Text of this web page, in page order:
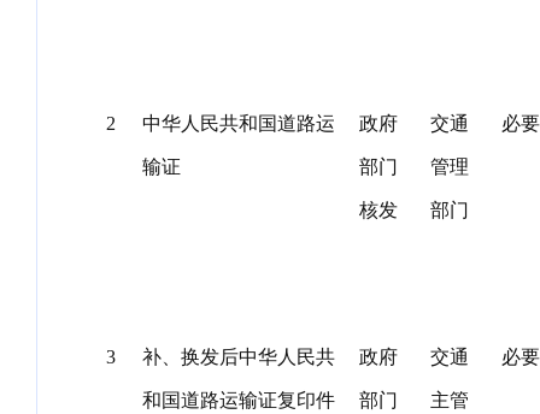
2 中华人民共和国道路运
输证
政府
部门
核发
交通
管理
部门
必要
3 补、换发后中华人民共
和国道路运输证复印件
政府
部门
交通
主管
必要